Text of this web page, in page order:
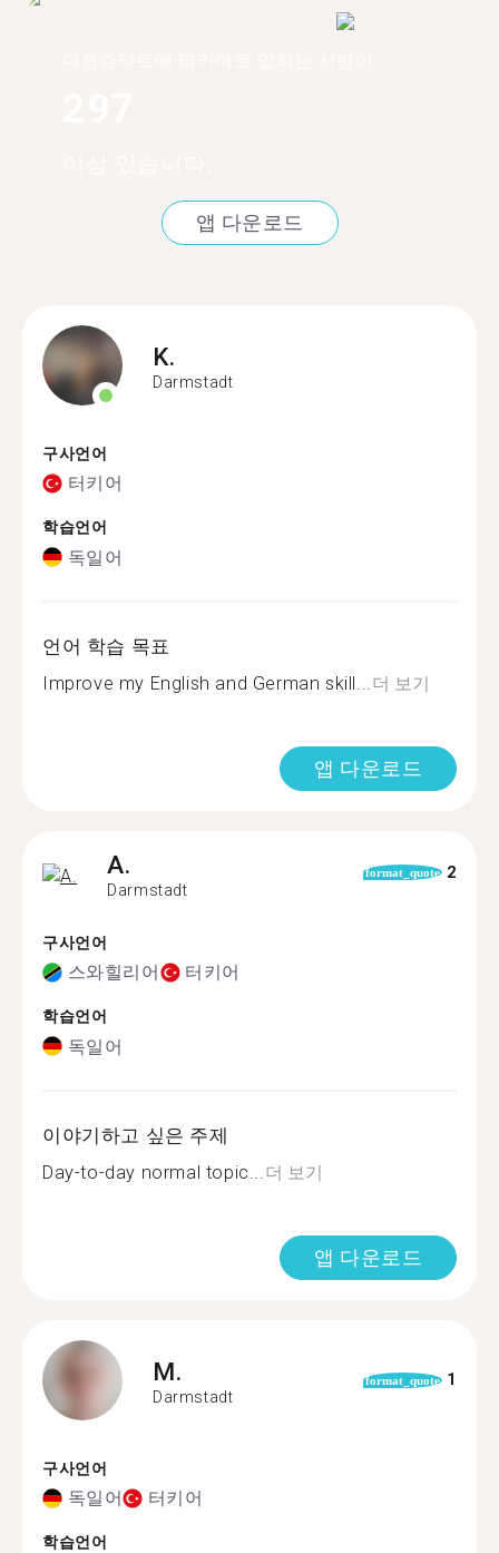
앱 다운로드
K.
Darmstadt
구사언어
터키어
학습언어
독일어
언어 학습 목표
Improve my English and German skill... 더 보기
앱 다운로드
A.
Darmstadt
format_quote 2
구사언어
스와힐리어 터키어
학습언어
독일어
이야기하고 싶은 주제
Day-to-day normal topic... 더 보기
앱 다운로드
M.
Darmstadt
format_quote 1
구사언어
독일어 터키어
학습언어